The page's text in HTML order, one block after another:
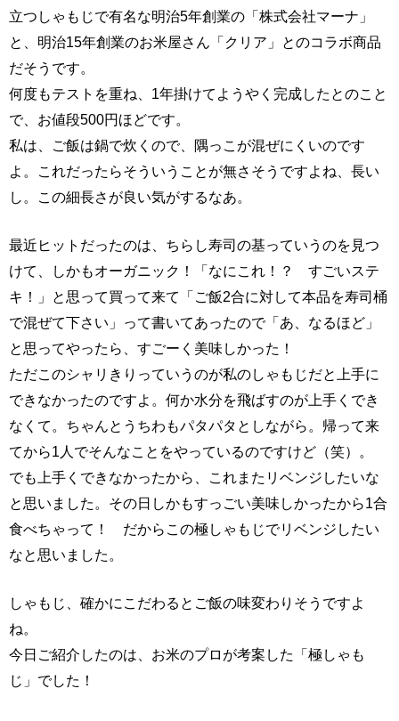
立つしゃもじで有名な明治5年創業の「株式会社マーナ」
と、明治15年創業のお米屋さん「クリア」とのコラボ商品
だそうです。
何度もテストを重ね、1年掛けてようやく完成したとのこと
で、お値段500円ほどです。
私は、ご飯は鍋で炊くので、隅っこが混ぜにくいのです
よ。これだったらそういうことが無さそうですよね、長い
し。この細長さが良い気がするなあ。
最近ヒットだったのは、ちらし寿司の基っていうのを見つ
けて、しかもオーガニック！「なにこれ！？ すごいステ
キ！」と思って買って来て「ご飯2合に対して本品を寿司桶
で混ぜて下さい」って書いてあったので「あ、なるほど」
と思ってやったら、すごーく美味しかった！
ただこのシャリきりっていうのが私のしゃもじだと上手に
できなかったのですよ。何か水分を飛ばすのが上手くでき
なくて。ちゃんとうちわもパタパタとしながら。帰って来
てから1人でそんなことをやっているのですけど（笑）。
でも上手くできなかったから、これまたリベンジしたいな
と思いました。その日しかもすっごい美味しかったから1合
食べちゃって！ だからこの極しゃもじでリベンジしたい
なと思いました。
しゃもじ、確かにこだわるとご飯の味変わりそうですよ
ね。
今日ご紹介したのは、お米のプロが考案した「極しゃも
じ」でした！